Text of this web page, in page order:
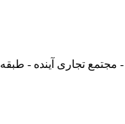
تجاری آینده - طبقه 5 - واحد 7